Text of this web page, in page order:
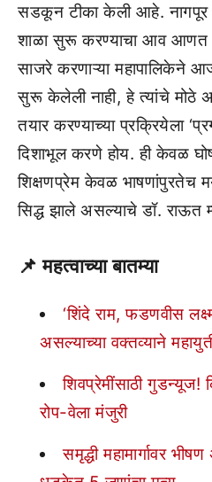
सडकून टीका केली आहे. नागपूर
शाळा सुरू करण्याचा आव आणत
साजरे करणाऱ्या महापालिकेने
सुरू केलेली नाही, हे त्यांचे
तयार करण्याच्या प्रक्रियेला
दिशाभूल करणे होय. ही केवळ
शिक्षणप्रेम केवळ भाषणांपुरतेच
सिद्ध झाले असल्याचे डॉ. राऊत
📌महत्वाच्या बातम्या
‘शिंदे राम, फडणवीस
असल्याच्या वक्तव्याने
शिवप्रेमींसाठी गुडन्यूज!
रोप-वेला मंजुरी
समृद्धी महामार्गावर